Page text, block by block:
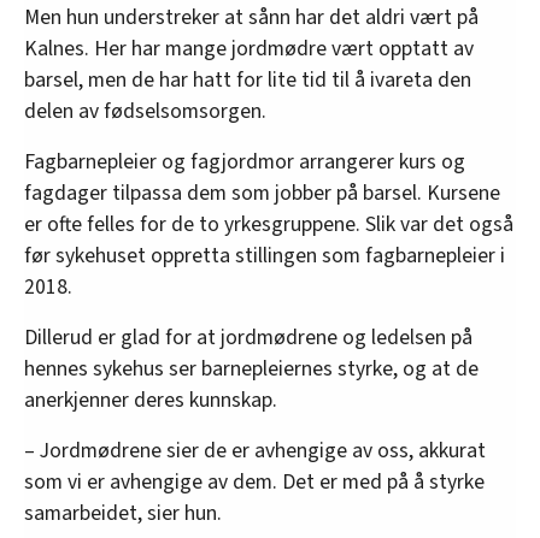
Men hun understreker at sånn har det aldri vært på
Kalnes. Her har mange jordmødre vært opptatt av
barsel, men de har hatt for lite tid til å ivareta den
delen av fødselsomsorgen.
Fagbarnepleier og fagjordmor arrangerer kurs og
fagdager tilpassa dem som jobber på barsel. Kursene
er ofte felles for de to yrkesgruppene. Slik var det også
før sykehuset oppretta stillingen som fagbarnepleier i
2018.
Dillerud er glad for at jordmødrene og ledelsen på
hennes sykehus ser barnepleiernes styrke, og at de
anerkjenner deres kunnskap.
– Jordmødrene sier de er avhengige av oss, akkurat
som vi er avhengige av dem. Det er med på å styrke
samarbeidet, sier hun.